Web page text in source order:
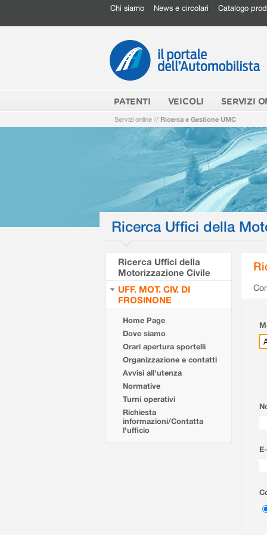
Chi siamo News e circolari Catalogo
PATENTI VEICOLI SERVIZI
Servizi online // Ricerca e Gestione UMC
Ricerca Uffici della
Ricerca Uffici della
Motorizzazione Civile
UFF. MOT. CIV. DI
FROSINONE
Home Page
Dove siamo
Orari apertura sportelli
Organizzazione e contatti
Avvisi all'utenza
Normative
Turni operativi
Richiesta
informazioni/Contatta
l'ufficio